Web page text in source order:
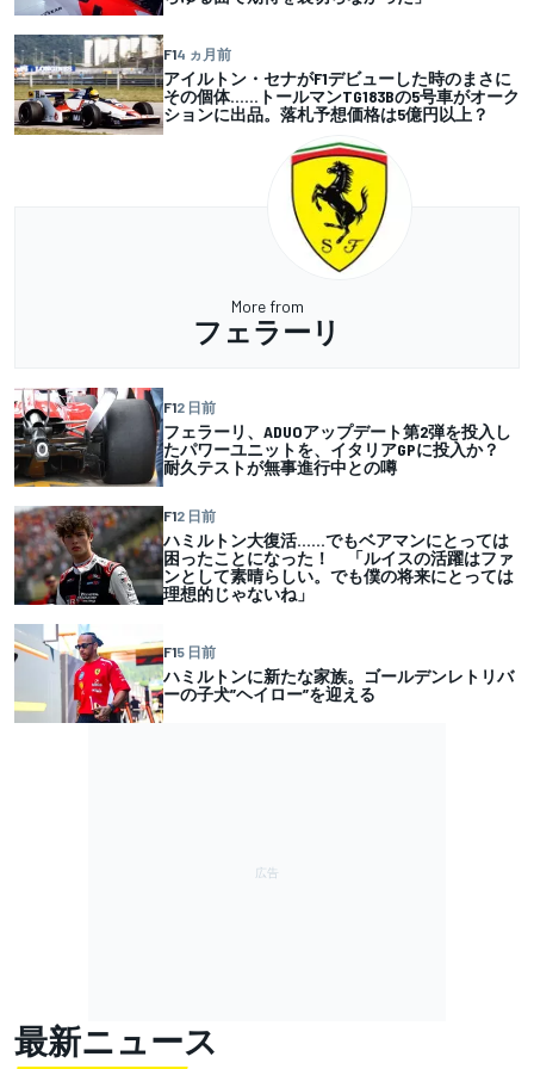
F14 ヵ月前
アイルトン・セナがF1デビューした時のまさに
その個体……トールマンTG183Bの5号車がオーク
ションに出品。落札予想価格は5億円以上？
More from
フェラーリ
F12 日前
フェラーリ、ADUOアップデート第2弾を投入し
たパワーユニットを、イタリアGPに投入か？
耐久テストが無事進行中との噂
F12 日前
ハミルトン大復活……でもベアマンにとっては
困ったことになった！ 「ルイスの活躍はファ
ンとして素晴らしい。でも僕の将来にとっては
理想的じゃないね」
F15 日前
ハミルトンに新たな家族。ゴールデンレトリバ
ーの子犬”ヘイロー”を迎える
最新ニュース